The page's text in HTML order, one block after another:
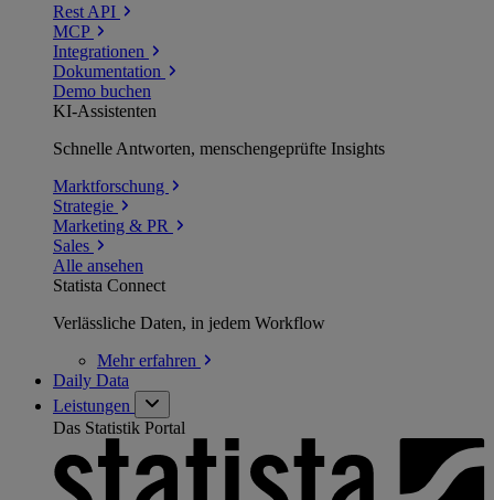
Rest API
MCP
Integrationen
Dokumentation
Demo buchen
KI-Assistenten
Schnelle Antworten, menschengeprüfte Insights
Marktforschung
Strategie
Marketing & PR
Sales
Alle ansehen
Statista Connect
Verlässliche Daten, in jedem Workflow
Mehrerfahren
Daily Data
Leistungen
Das Statistik Portal